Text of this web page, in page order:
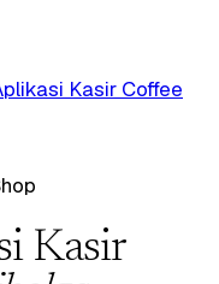
Kasir Coffee
Kasir